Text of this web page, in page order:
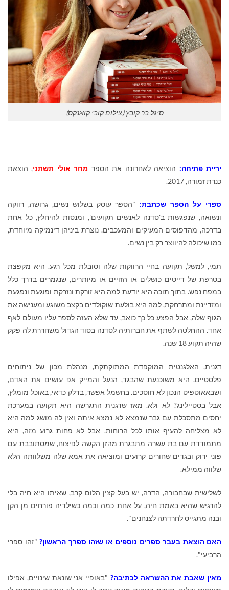
סיגל בר קובץ (צילום קובי קואנקס)
יריית פתיחה: הוציאה לאחרונה את הספר מחר אולי תשתני, הוצאת
כנרת זמורה, 2017.
ספרי על הספר שכתבת: "הספר עוסק בשלוש נשים, גרושה, רווקה
ונשואה, שנפגשות ב'סדנה לאנשים תקועים', ומנסות להיחלץ, כל אחת
בדרכה, מהדפוסים המעיקים והמעכבים. נוצרת ביניהן דינמיקה מיוחדת,
כמו שיכולה להיווצר רק בין נשים.
תמי, למשל, תקועה בחיי הרווקות שלה וסובלת מכל רגע. היא מקפצת
בטרפת של דייטים כושלים או הזויים או מיותרים, שנגמרים בדרך כלל
במפח נפש. בתוך תוכה היא יודעת למה היא זורקת ונזרקת ופוגעת ונפגעת
ומזדיינת ומתרחקת, למה היא בולעת שוקולדים בקצב משוגע ומענישה את
הגוף שלה, אבל הפצע כל כך כואב, עד שלא העזה לספר עליו מעולם לאף
אחד. ההחלטה לשתף את חברותיה לסדנה בסוד הגדול משחררת לה פקק
שהיה תקוע 18 שנה.
דגנית, האלגנטית המוקפדת המתוקתקת, מנהלת מכון של ניתוחים
פלסטיים. היא משוכנעת שהבגד, הנעל והמייק אפ עושים את האדם,
ושבאאוטפיט הנכון לא חוסכים. בחשמל אפשר, בדלק כדאי, באוכל מומלץ,
אבל בסטיילינג? לא ולא. מאז שדגנית התגרשה היא תקועה במערכת
יחסים מתסכלת עם גבר שנמצא-לא-נמצא איתה ואין לה מושג למה היא
לא מצליחה להעיף אותו לכל הרוחות. אבל לא פחות גרוע מזה, היא
מתמודדת עם בת עשרה מתבגרת מהזן הקשה לפיצוח, שמסתובבת עם
פוני ירוק ובגדים שחורים קרועים ומוציאה את אמא שלה משלוותה הלא
שלווה ממילא.
לשלישית שבחבורה, הדרה, יש בעל קצין הלום קרב, שאיתו היא חיה בלי
להרגיש שהיא באמת חיה, על אחת כמה וכמה כשילדיה פורחים מן הקן
ובנה מתגייס לחרדתה לצנחנים".
האם הוצאת בעבר ספרים נוספים או שזהו ספרך הראשון? "זהו ספרי
הרביעי".
מאין שאבת את ההשראה לכתיבה? "באופיי אני שונאת שינויים, אפילו